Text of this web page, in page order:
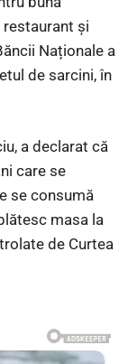
și
Naționale a
de sarcini, în
a declarat că
care se
se consumă
masa la
de Curtea